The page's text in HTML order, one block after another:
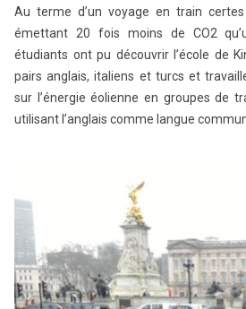
Au terme d’un voyage en train
émettant 20 fois moins de CO2
étudiants ont pu découvrir l’école de
pairs anglais, italiens et turcs et
sur l’énergie éolienne en groupes de
utilisant l’anglais comme langue